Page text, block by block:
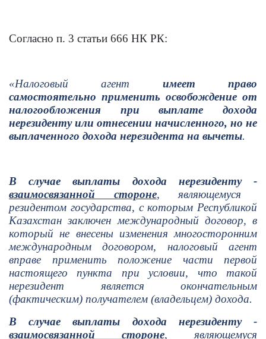
Согласно п. 3 статьи 666 НК РК:
«Налоговый агент имеет право
самостоятельно применить освобождение от
налогообложения при выплате дохода
нерезиденту или отнесении начисленного, но не
выплаченного дохода нерезидента на вычеты.
В случае выплаты дохода нерезиденту -
взаимосвязанной стороне, являющемуся
резидентом государства, с которым Республикой
Казахстан заключен международный договор, в
который не внесены изменения многосторонним
международным договором, налоговый агент
вправе применить положение части первой
настоящего пункта при условии, что такой
нерезидент является окончательным
(фактическим) получателем (владельцем) дохода.
В случае выплаты дохода нерезиденту -
взаимосвязанной стороне, являющемуся